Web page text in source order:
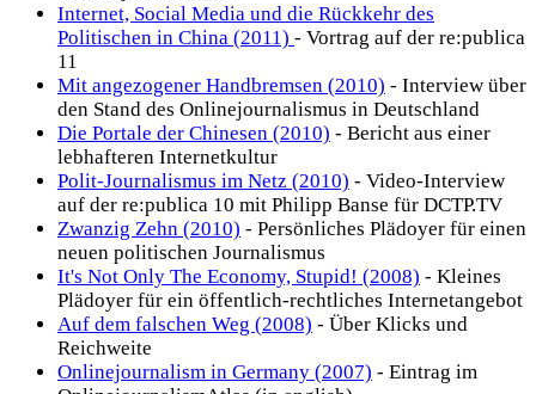
Internet, Social Media und die Rückkehr des
Politischen in China (2011) - Vortrag auf der re:publica
11
Mit angezogener Handbremsen (2010) - Interview über
den Stand des Onlinejournalismus in Deutschland
Die Portale der Chinesen (2010) - Bericht aus einer
lebhafteren Internetkultur
Polit-Journalismus im Netz (2010) - Video-Interview
auf der re:publica 10 mit Philipp Banse für DCTP.TV
Zwanzig Zehn (2010) - Persönliches Plädoyer für einen
neuen politischen Journalismus
It's Not Only The Economy, Stupid! (2008) - Kleines
Plädoyer für ein öffentlich-rechtliches Internetangebot
Auf dem falschen Weg (2008) - Über Klicks und
Reichweite
Onlinejournalism in Germany (2007) - Eintrag im